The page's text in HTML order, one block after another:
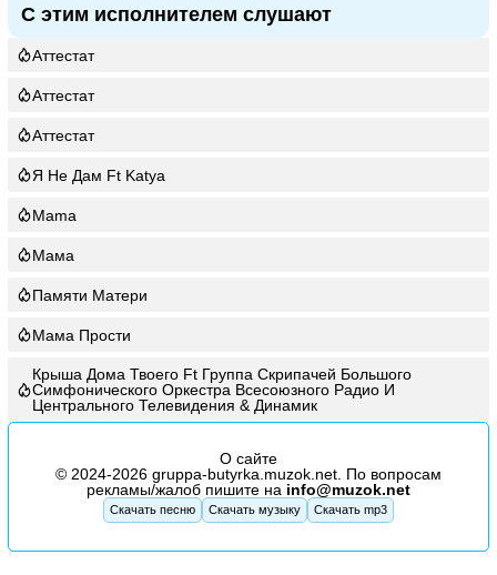
С этим исполнителем слушают
Аттестат
Аттестат
Аттестат
Я Не Дам Ft Katya
Mama
Мама
Памяти Матери
Мама Прости
Крыша Дома Твоего Ft Группа Скрипачей Большого
Симфонического Оркестра Всесоюзного Радио И
Центрального Телевидения & Динамик
О сайте
© 2024-2026 gruppa-butyrka.muzok.net. По вопросам
рекламы/жалоб пишите на info@muzok.net
Скачать песню Скачать музыку Скачать mp3